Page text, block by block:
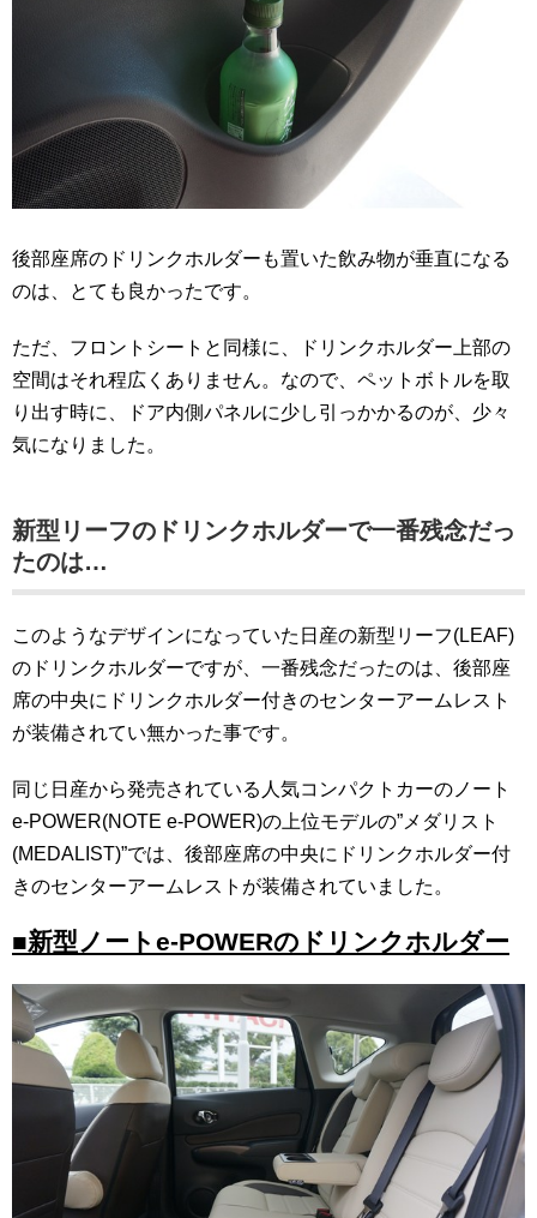
後部座席のドリンクホルダーも置いた飲み物が垂直になる
のは、とても良かったです。
ただ、フロントシートと同様に、ドリンクホルダー上部の
空間はそれ程広くありません。なので、ペットボトルを取
り出す時に、ドア内側パネルに少し引っかかるのが、少々
気になりました。
新型リーフのドリンクホルダーで一番残念だっ
たのは…
このようなデザインになっていた日産の新型リーフ(LEAF)
のドリンクホルダーですが、一番残念だったのは、後部座
席の中央にドリンクホルダー付きのセンターアームレスト
が装備されてい無かった事です。
同じ日産から発売されている人気コンパクトカーのノート
e-POWER(NOTE e-POWER)の上位モデルの”メダリスト
(MEDALIST)”では、後部座席の中央にドリンクホルダー付
きのセンターアームレストが装備されていました。
■新型ノートe-POWERのドリンクホルダー